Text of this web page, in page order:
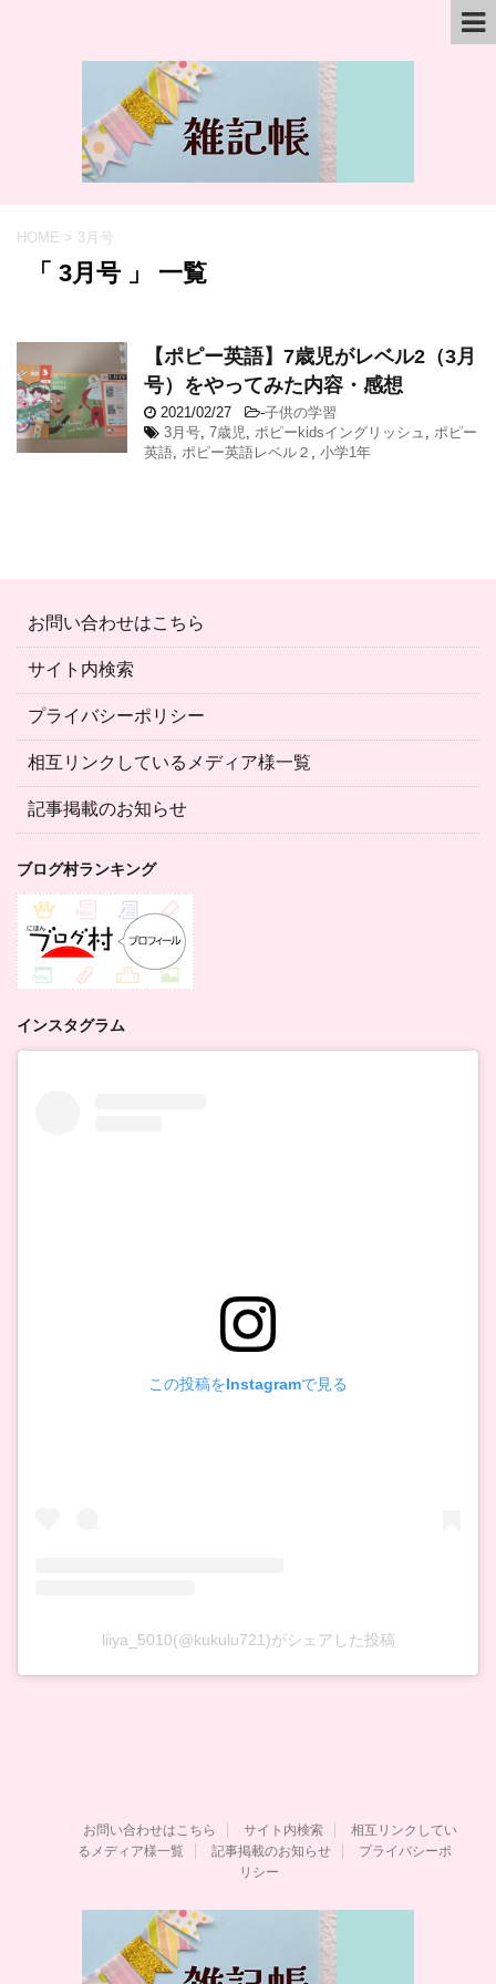
HOME > 3月号
「 3月号 」 一覧
【ポピー英語】7歳児がレベル2（3月
号）をやってみた内容・感想
2021/02/27 -子供の学習
3月号, 7歳児, ポピーkidsイングリッシュ , ポピー
英語, ポピー英語レベル２ , 小学1年
お問い合わせはこちら
サイト内検索
プライバシーポリシー
相互リンクしているメディア様一覧
記事掲載のお知らせ
ブログ村ランキング
インスタグラム
この投稿をInstagramで見る
liiya_5010(@kukulu721)がシェアした投稿
お問い合わせはこちら サイト内検索
相互リンクしてい
るメディア様一覧
記事掲載のお知らせ
プライバシーポ
リシー